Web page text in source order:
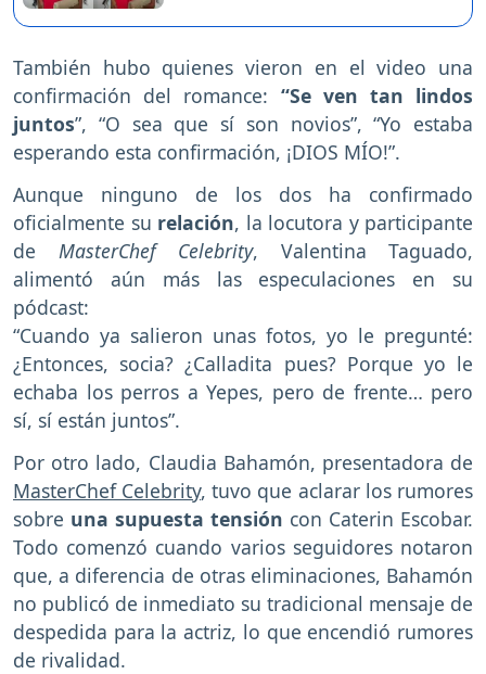
También hubo quienes vieron en el video una
confirmación del romance: “Se ven tan lindos
juntos”, “O sea que sí son novios”, “Yo estaba
esperando esta confirmación, ¡DIOS MÍO!”.
Aunque ninguno de los dos ha confirmado
oficialmente su relación, la locutora y participante
de MasterChef Celebrity, Valentina Taguado,
alimentó aún más las especulaciones en su
pódcast:
“Cuando ya salieron unas fotos, yo le pregunté:
¿Entonces, socia? ¿Calladita pues? Porque yo le
echaba los perros a Yepes, pero de frente… pero
sí, sí están juntos”.
Por otro lado, Claudia Bahamón, presentadora de
MasterChef Celebrity, tuvo que aclarar los rumores
sobre una supuesta tensión con Caterin Escobar.
Todo comenzó cuando varios seguidores notaron
que, a diferencia de otras eliminaciones, Bahamón
no publicó de inmediato su tradicional mensaje de
despedida para la actriz, lo que encendió rumores
de rivalidad.